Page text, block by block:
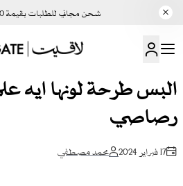
شحن مجاني للطلبات بقيمة 500 ريال واكثر
لاقيت | LAGATE
البس طرحة لونها ايه
رصاصي
17 فبراير 2024 محمد مصطفي